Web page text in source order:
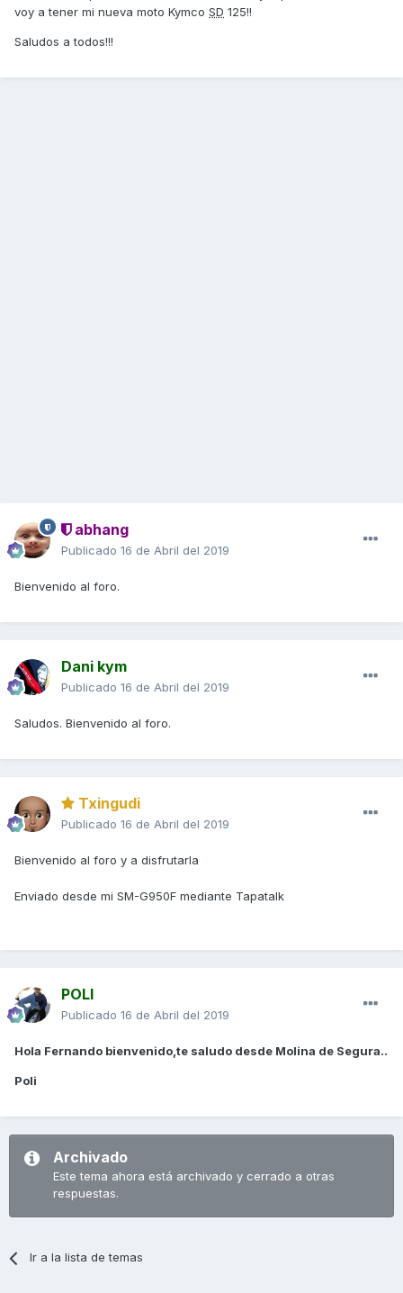
voy a tener mi nueva moto Kymco SD 125!!
Saludos a todos!!!
abhang
Publicado 16 de Abril del 2019
Bienvenido al foro.
Dani kym
Publicado 16 de Abril del 2019
Saludos. Bienvenido al foro.
Txingudi
Publicado 16 de Abril del 2019
Bienvenido al foro y a disfrutarla
Enviado desde mi SM-G950F mediante Tapatalk
POLI
Publicado 16 de Abril del 2019
Hola Fernando bienvenido,te saludo desde Molina de Segura..
Poli
Archivado
Este tema ahora está archivado y cerrado a otras
respuestas.
Ir a la lista de temas